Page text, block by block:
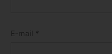
E-mail *